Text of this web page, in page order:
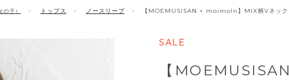
の子） トップス ノースリーブ 【MOEMUSISAN × moimoln】MIX柄Vネック
SALE
【